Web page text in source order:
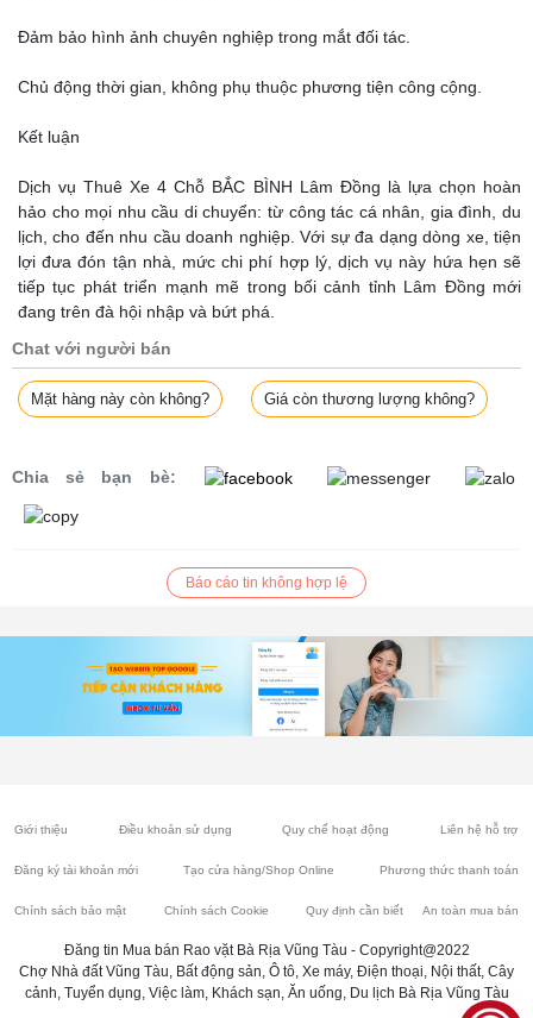
Đảm bảo hình ảnh chuyên nghiệp trong mắt đối tác.
Chủ động thời gian, không phụ thuộc phương tiện công cộng.
Kết luận
Dịch vụ Thuê Xe 4 Chỗ BẮC BÌNH Lâm Đồng là lựa chọn hoàn
hảo cho mọi nhu cầu di chuyển: từ công tác cá nhân, gia đình, du
lịch, cho đến nhu cầu doanh nghiệp. Với sự đa dạng dòng xe, tiện
lợi đưa đón tận nhà, mức chi phí hợp lý, dịch vụ này hứa hẹn sẽ
tiếp tục phát triển mạnh mẽ trong bối cảnh tỉnh Lâm Đồng mới
đang trên đà hội nhập và bứt phá.
Chat với người bán
Mặt hàng này còn không? Giá còn thương lượng không?
Chia sẻ bạn bè:
Báo cáo tin không hợp lệ
Giới thiệu Điều khoản sử dụng Quy chế hoạt động Liên hệ hỗ trợ
Đăng ký tài khoản mới Tạo cửa hàng/Shop Online Phương thức thanh toán
Chính sách bảo mật Chính sách Cookie Quy định cần biết An toàn mua bán
Đăng tin Mua bán Rao vặt Bà Rịa Vũng Tàu - Copyright@2022
Chợ Nhà đất Vũng Tàu, Bất động sản, Ô tô, Xe máy, Điện thoại, Nội thất, Cây
cảnh, Tuyển dụng, Việc làm, Khách sạn, Ăn uống, Du lịch Bà Rịa Vũng Tàu